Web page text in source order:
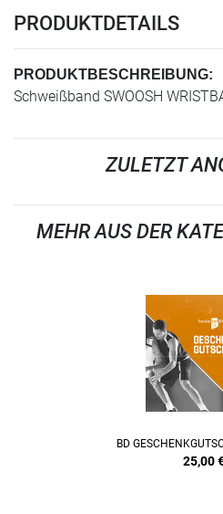
PRODUKTDETAILS
PRODUKTBESCHREIBUNG:
Schweißband SWOOSH
ZULETZT
MEHR AUS DER
BD
25,00